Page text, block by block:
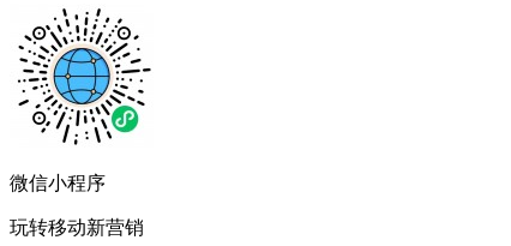
微信小程序
玩转移动新营销